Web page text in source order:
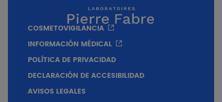
COSMETOVIGILANCIA
INFORMACIÓN MÉDICAL
POLÍTICA DE PRIVACIDAD
DECLARACIÓN DE ACCESIBILIDAD
AVISOS LEGALES